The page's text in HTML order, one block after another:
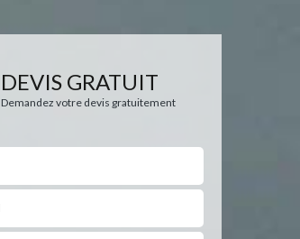
DEVIS GRATUIT
Demandez votre devis gratuitement